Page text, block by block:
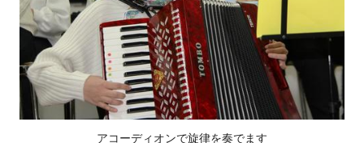
アコーディオンで旋律を奏でます